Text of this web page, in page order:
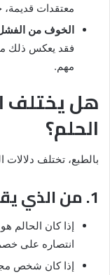
معتقدات قديمة،
الخوف من
فقد يعكس ذلك
مهم.
هل يختلف
الحلم؟
بالطبع، تختلف دلالات
1. من الذي يقطع الرأس؟
إذا كان
انتصاره على
إذا كان شخص